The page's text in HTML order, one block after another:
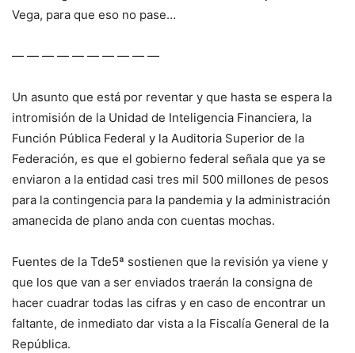
Vega, para que eso no pase…
— — — — — — — — — —
Un asunto que está por reventar y que hasta se espera la
intromisión de la Unidad de Inteligencia Financiera, la
Función Pública Federal y la Auditoria Superior de la
Federación, es que el gobierno federal señala que ya se
enviaron a la entidad casi tres mil 500 millones de pesos
para la contingencia para la pandemia y la administración
amanecida de plano anda con cuentas mochas.
Fuentes de la Tde5ª sostienen que la revisión ya viene y
que los que van a ser enviados traerán la consigna de
hacer cuadrar todas las cifras y en caso de encontrar un
faltante, de inmediato dar vista a la Fiscalía General de la
República.